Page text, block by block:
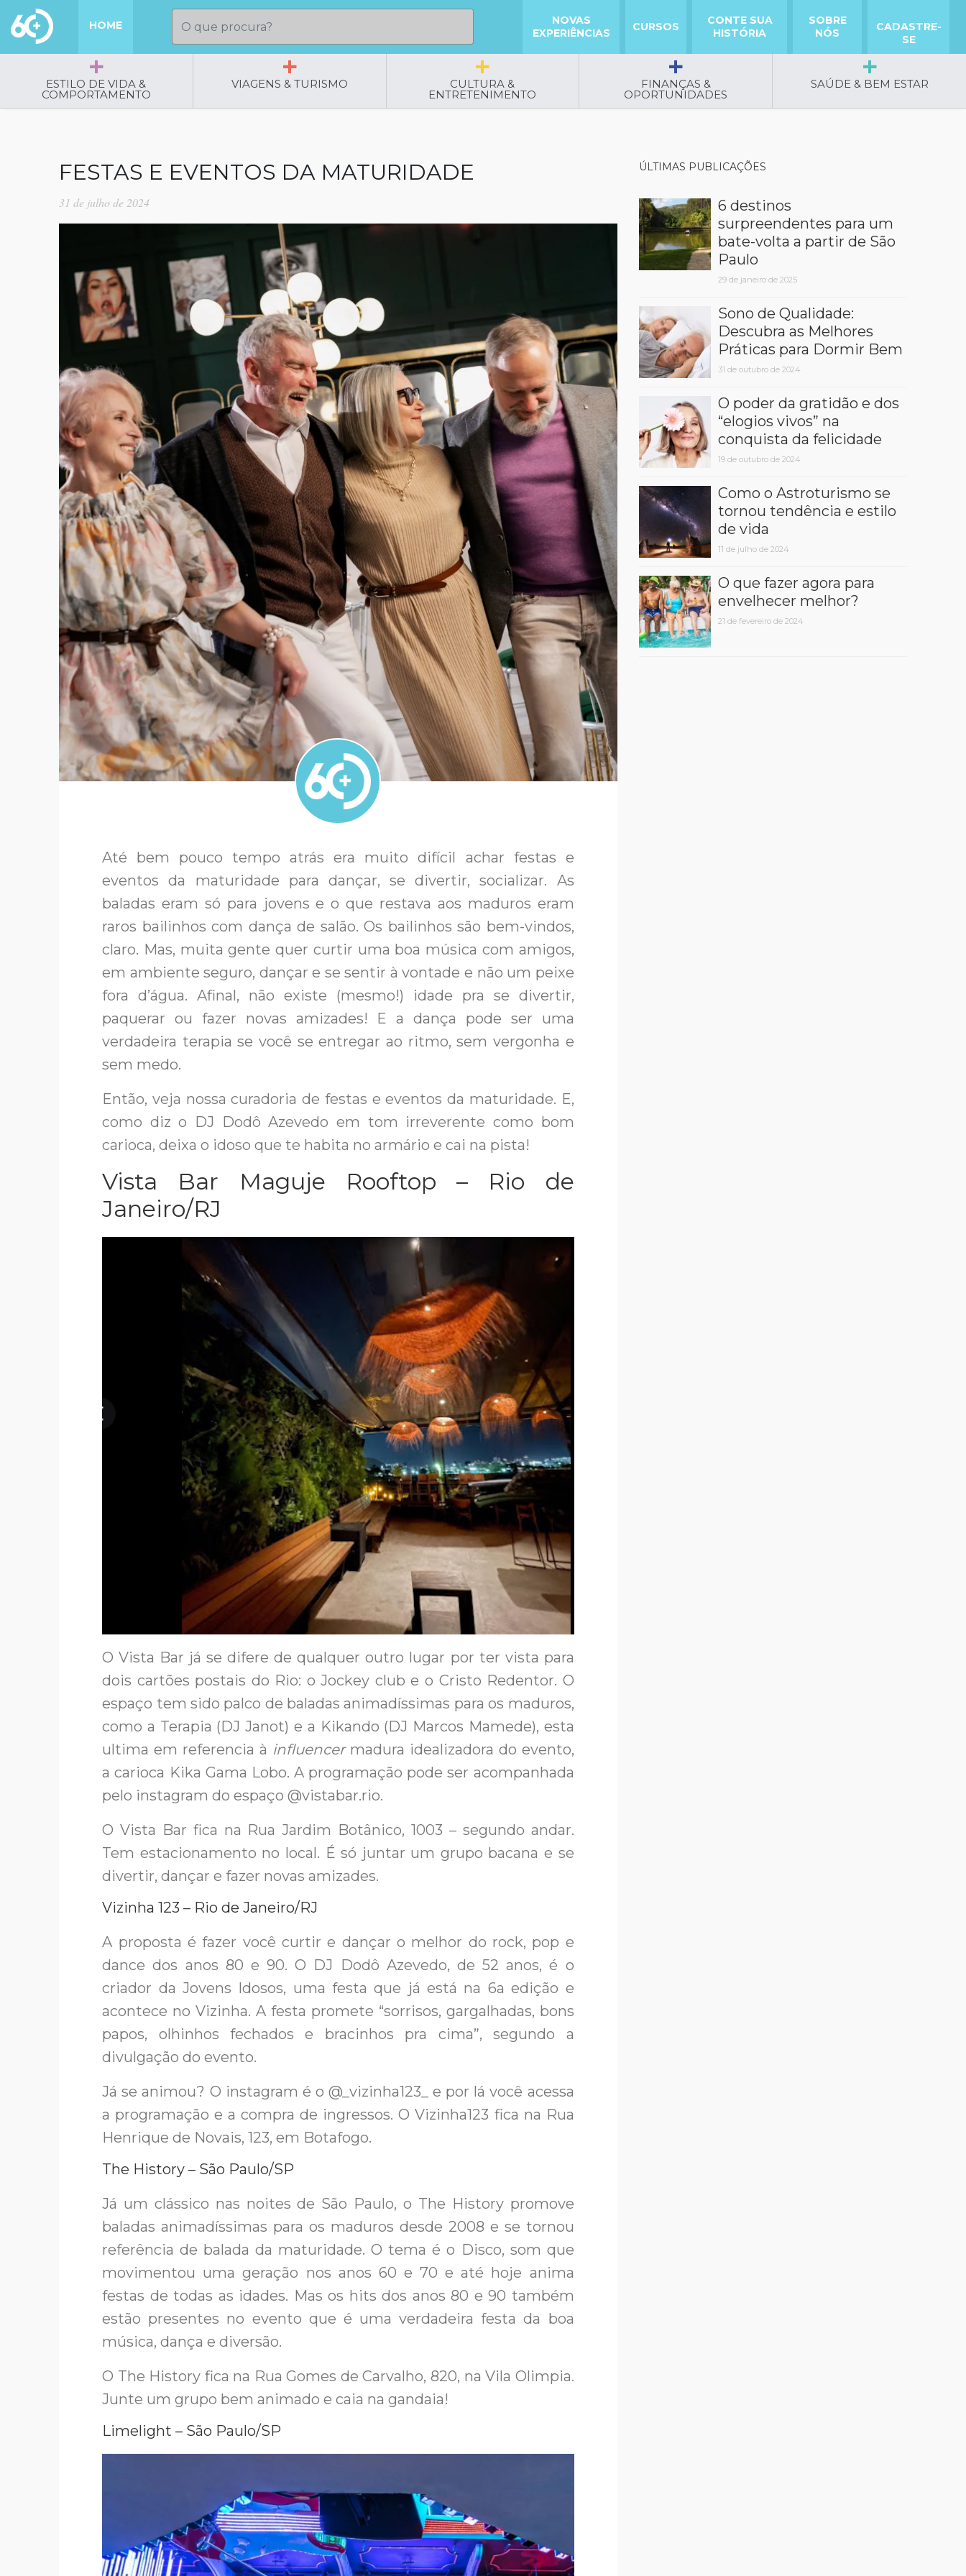
HOME
NOVAS
EXPERIÊNCIAS
CURSOS
CONTE SUA
HISTÓRIA
SOBRE
NÓS
CADASTRE-
SE
ESTILO DE VIDA &
COMPORTAMENTO
VIAGENS & TURISMO CULTURA &
ENTRETENIMENTO
FINANÇAS &
OPORTUNIDADES
SAÚDE & BEM ESTAR
FESTAS E EVENTOS DA MATURIDADE
31 de julho de 2024
Até bem pouco tempo atrás era muito difícil achar festas e
eventos da maturidade para dançar, se divertir, socializar. As
baladas eram só para jovens e o que restava aos maduros eram
raros bailinhos com dança de salão. Os bailinhos são bem-vindos,
claro. Mas, muita gente quer curtir uma boa música com amigos,
em ambiente seguro, dançar e se sentir à vontade e não um peixe
fora d’água. Afinal, não existe (mesmo!) idade pra se divertir,
paquerar ou fazer novas amizades! E a dança pode ser uma
verdadeira terapia se você se entregar ao ritmo, sem vergonha e
sem medo.
Então, veja nossa curadoria de festas e eventos da maturidade. E,
como diz o DJ Dodô Azevedo em tom irreverente como bom
carioca, deixa o idoso que te habita no armário e cai na pista!
Vista Bar Maguje Rooftop – Rio de
Janeiro/RJ
O Vista Bar já se difere de qualquer outro lugar por ter vista para
dois cartões postais do Rio: o Jockey club e o Cristo Redentor. O
espaço tem sido palco de baladas animadíssimas para os maduros,
como a Terapia (DJ Janot) e a Kikando (DJ Marcos Mamede), esta
ultima em referencia à influencermadura idealizadora do evento,
a carioca Kika Gama Lobo. A programação pode ser acompanhada
pelo instagram do espaço @vistabar.rio.
O Vista Bar fica na Rua Jardim Botânico, 1003 – segundo andar.
Tem estacionamento no local. É só juntar um grupo bacana e se
divertir, dançar e fazer novas amizades.
Vizinha 123 – Rio de Janeiro/RJ
A proposta é fazer você curtir e dançar o melhor do rock, pop e
dance dos anos 80 e 90. O DJ Dodô Azevedo, de 52 anos, é o
criador da Jovens Idosos, uma festa que já está na 6a edição e
acontece no Vizinha. A festa promete “sorrisos, gargalhadas, bons
papos, olhinhos fechados e bracinhos pra cima”, segundo a
divulgação do evento.
Já se animou? O instagram é o @_vizinha123_ e por lá você acessa
a programação e a compra de ingressos. O Vizinha123 fica na Rua
Henrique de Novais, 123, em Botafogo.
The History – São Paulo/SP
Já um clássico nas noites de São Paulo, o The History promove
baladas animadíssimas para os maduros desde 2008 e se tornou
referência de balada da maturidade. O tema é o Disco, som que
movimentou uma geração nos anos 60 e 70 e até hoje anima
festas de todas as idades. Mas os hits dos anos 80 e 90 também
estão presentes no evento que é uma verdadeira festa da boa
música, dança e diversão.
O The History fica na Rua Gomes de Carvalho, 820, na Vila Olimpia.
Junte um grupo bem animado e caia na gandaia!
Limelight – São Paulo/SP
ÚLTIMAS PUBLICAÇÕES
6 destinos
surpreendentes para um
bate-volta a partir de São
Paulo
29 de janeiro de 2025
Sono de Qualidade:
Descubra as Melhores
Práticas para Dormir Bem
31 de outubro de 2024
O poder da gratidão e dos
“elogios vivos” na
conquista da felicidade
19 de outubro de 2024
Como o Astroturismo se
tornou tendência e estilo
de vida
11 de julho de 2024
O que fazer agora para
envelhecer melhor?
21 de fevereiro de 2024